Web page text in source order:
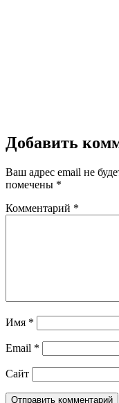
Добавить
Ваш адрес email не
помечены *
Комментарий *
Имя *
Email *
Сайт